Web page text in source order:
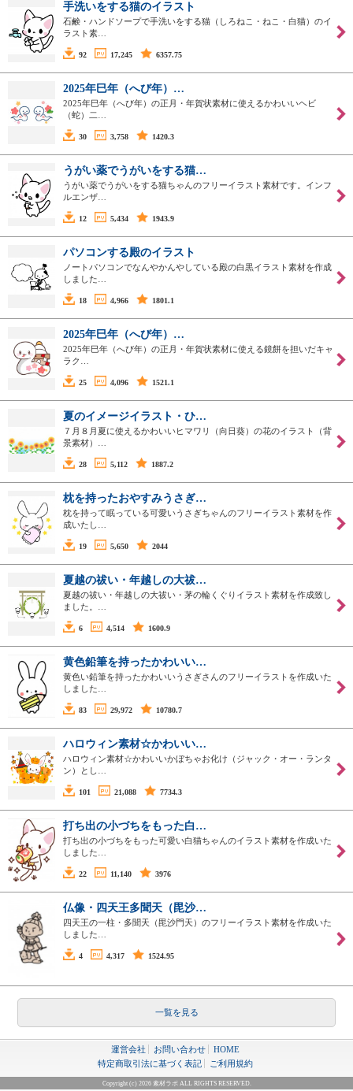
手洗いをする猫のイラスト
石鹸・ハンドソープで手洗いをする猫（しろねこ・ねこ・白猫）のイ
ラスト素…
92 17,245 6357.75
2025年巳年（へび年）…
2025年巳年（へび年）の正月・年賀状素材に使えるかわいいヘビ
（蛇）二…
30 3,758 1420.3
うがい薬でうがいをする猫…
うがい薬でうがいをする猫ちゃんのフリーイラスト素材です。インフ
ルエンザ…
12 5,434 1943.9
パソコンする殿のイラスト
ノートパソコンでなんやかんやしている殿の白黒イラスト素材を作成
しました…
18 4,966 1801.1
2025年巳年（へび年）…
2025年巳年（へび年）の正月・年賀状素材に使える鏡餅を担いだキャ
ラク…
25 4,096 1521.1
夏のイメージイラスト・ひ…
７月８月夏に使えるかわいいヒマワリ（向日葵）の花のイラスト（背
景素材）…
28 5,112 1887.2
枕を持ったおやすみうさぎ…
枕を持って眠っている可愛いうさぎちゃんのフリーイラスト素材を作
成いたし…
19 5,650 2044
夏越の祓い・年越しの大祓…
夏越の祓い・年越しの大祓い・茅の輪くぐりイラスト素材を作成致し
ました。…
6 4,514 1600.9
黄色鉛筆を持ったかわいい…
黄色い鉛筆を持ったかわいいうさぎさんのフリーイラストを作成いた
しました…
83 29,972 10780.7
ハロウィン素材☆かわいい…
ハロウィン素材☆かわいいかぼちゃお化け（ジャック・オー・ランタ
ン）とし…
101 21,088 7734.3
打ち出の小づちをもった白…
打ち出の小づちをもった可愛い白猫ちゃんのイラスト素材を作成いた
しました…
22 11,140 3976
仏像・四天王多聞天（毘沙…
四天王の一柱・多聞天（毘沙門天）のフリーイラスト素材を作成いた
しました…
4 4,317 1524.95
一覧を見る
運営会社 お問い合わせ
HOME
特定商取引法に基づく表記
ご利用規約
Copyright (c) 2026 素材ラボ ALL RIGHTS RESERVED.